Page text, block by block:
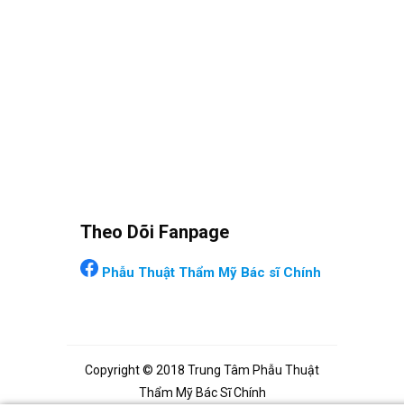
Theo Dõi Fanpage
Phẫu Thuật Thẩm Mỹ Bác sĩ Chính
Copyright © 2018 Trung Tâm Phẫu Thuật
Thẩm Mỹ Bác Sĩ Chính